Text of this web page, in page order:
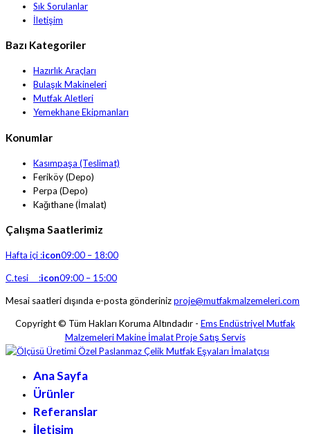
Sık Sorulanlar
İletişim
Bazı Kategoriler
Hazırlık Araçları
Bulaşık Makineleri
Mutfak Aletleri
Yemekhane Ekipmanları
Konumlar
Kasımpaşa (Teslimat)
Feriköy (Depo)
Perpa (Depo)
Kağıthane (İmalat)
Çalışma Saatlerimiz
Hafta içi :icon09:00 – 18:00
C.tesi :icon09:00 – 15:00
Mesai saatleri dışında e-posta gönderinizproje@mutfakmalzemeleri.com
Copyright © Tüm Hakları Koruma Altındadır - Ems Endüstriyel Mutfak
Malzemeleri Makine İmalat Proje Satış Servis
Ana Sayfa
Ürünler
Referanslar
İletişim